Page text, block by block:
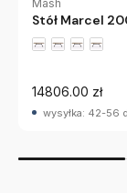
Mash
Stół Marcel
14806.00 zł
wysyłka: 42-56